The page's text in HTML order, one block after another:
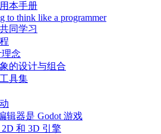
本手册
to think like a programmer
同学习
理念
的设计与组合
具集
辑器是 Godot 游戏
和 3D 引擎